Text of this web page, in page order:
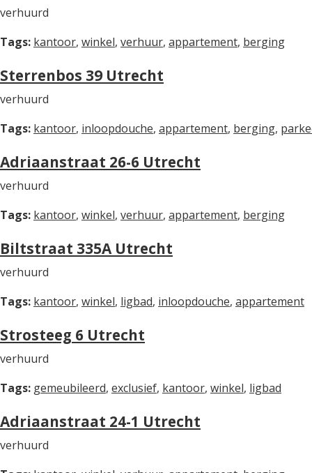
verhuurd
Tags: kantoor, winkel, verhuur, appartement, berging
Sterrenbos 39 Utrecht
verhuurd
Tags: kantoor, inloopdouche, appartement, berging,
Adriaanstraat 26-6 Utrecht
verhuurd
Tags: kantoor, winkel, verhuur, appartement, berging
Biltstraat 335A Utrecht
verhuurd
Tags: kantoor, winkel, ligbad, inloopdouche, appartement
Strosteeg 6 Utrecht
verhuurd
Tags: gemeubileerd, exclusief, kantoor, winkel, ligbad
Adriaanstraat 24-1 Utrecht
verhuurd